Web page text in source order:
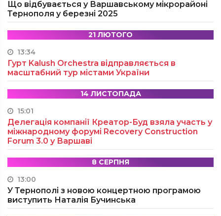
Що відбувається у Варшавському мікрорайоні
Тернополя у березні 2025
21 ЛЮТОГО
13:34
Гурт Kalush Orchestra відправляється в
масштабний тур містами України
14 ЛИСТОПАДА
15:01
Делегація компанії Креатор-Буд взяла участь у
міжнародному форумі Recovery Construction
Forum 3.0 у Варшаві
8 СЕРПНЯ
13:00
У Тернополі з новою концертною програмою
виступить Наталія Бучинська